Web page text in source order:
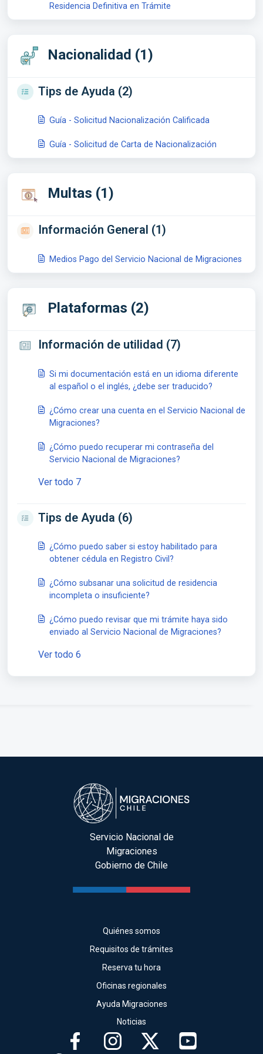
Residencia Definitiva en Trámite
Nacionalidad (1)
Tips de Ayuda (2)
Guía - Solicitud Nacionalización Calificada
Guía - Solicitud de Carta de Nacionalización
Multas (1)
Información General (1)
Medios Pago del Servicio Nacional de Migraciones
Plataformas (2)
Información de utilidad (7)
Si mi documentación está en un idioma diferente
al español o el inglés, ¿debe ser traducido?
¿Cómo crear una cuenta en el Servicio Nacional de
Migraciones?
¿Cómo puedo recuperar mi contraseña del
Servicio Nacional de Migraciones?
Ver todo 7
Tips de Ayuda (6)
¿Cómo puedo saber si estoy habilitado para
obtener cédula en Registro Civil?
¿Cómo subsanar una solicitud de residencia
incompleta o insuficiente?
¿Cómo puedo revisar que mi trámite haya sido
enviado al Servicio Nacional de Migraciones?
Ver todo 6
Servicio Nacional de
Migraciones
Gobierno de Chile
Quiénes somos
Requisitos de trámites
Reserva tu hora
Oficinas regionales
Ayuda Migraciones
Noticias